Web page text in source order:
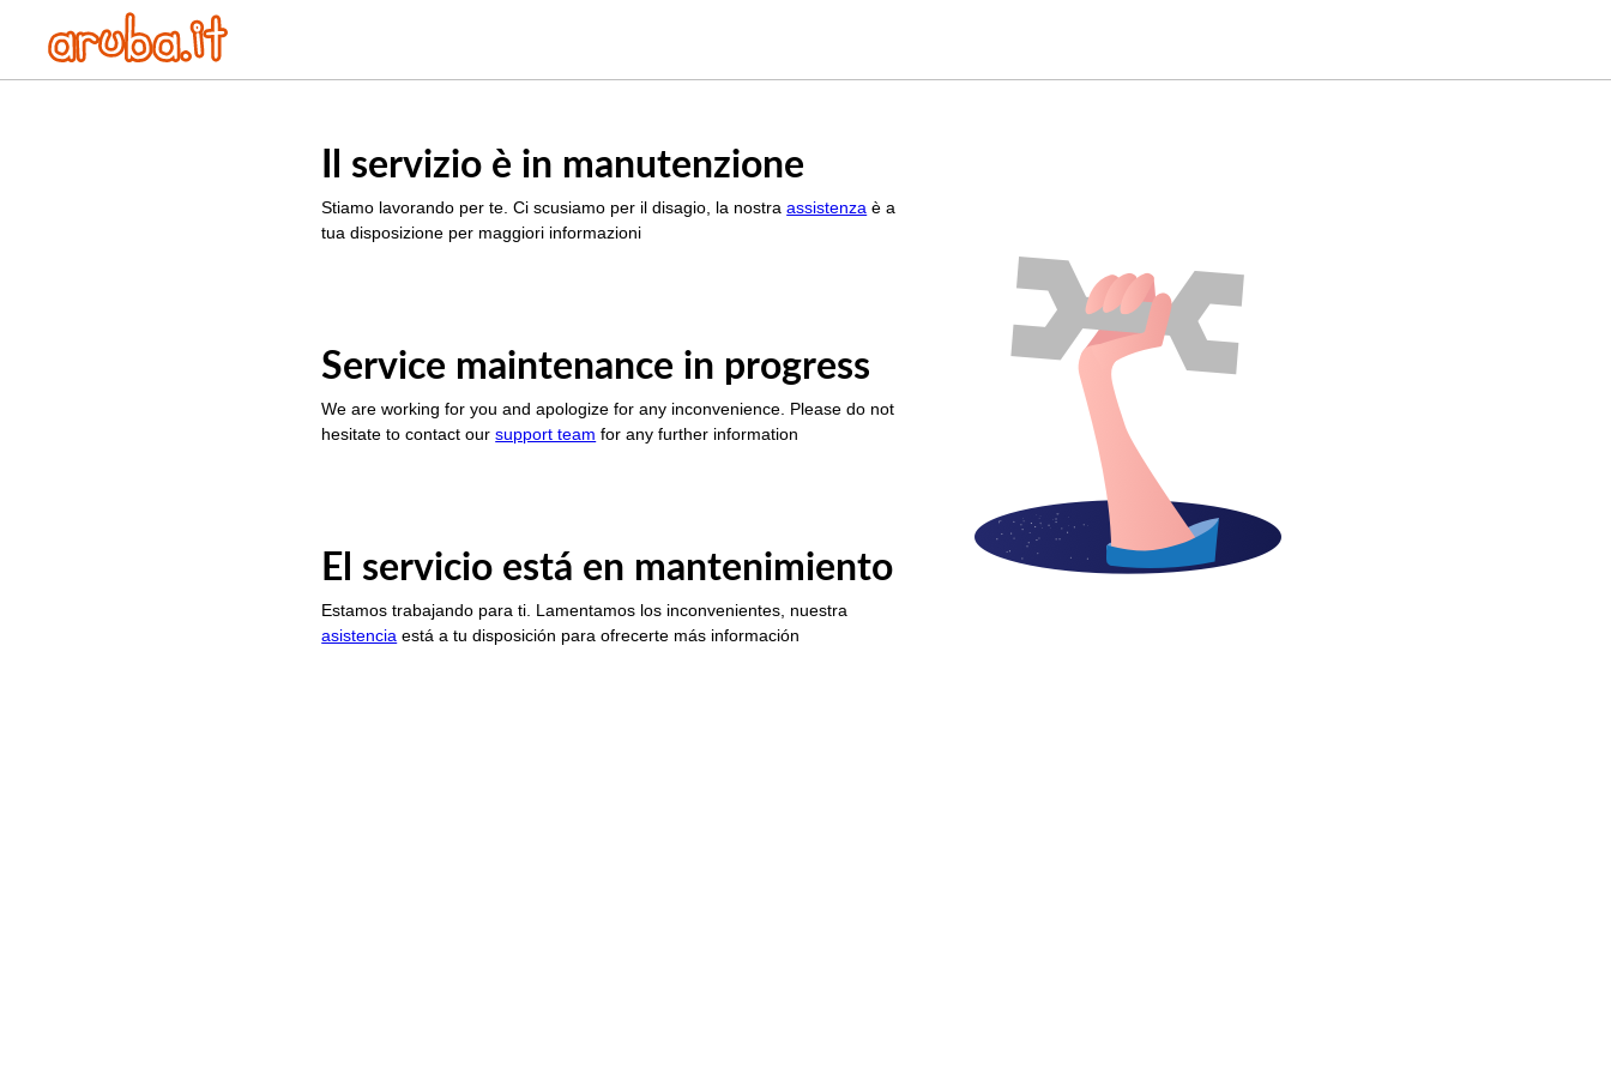
Il servizio è in manutenzione
Stiamo lavorando per te. Ci scusiamo per il disagio, la nostraassistenza è a
tua disposizione per maggiori informazioni
Service maintenance in progress
We are working for you and apologize for any inconvenience. Please do not
hesitate to contact oursupport team for any further information
El servicio está en mantenimiento
Estamos trabajando para ti. Lamentamos los inconvenientes, nuestra
asistencia está a tu disposición para ofrecerte más información